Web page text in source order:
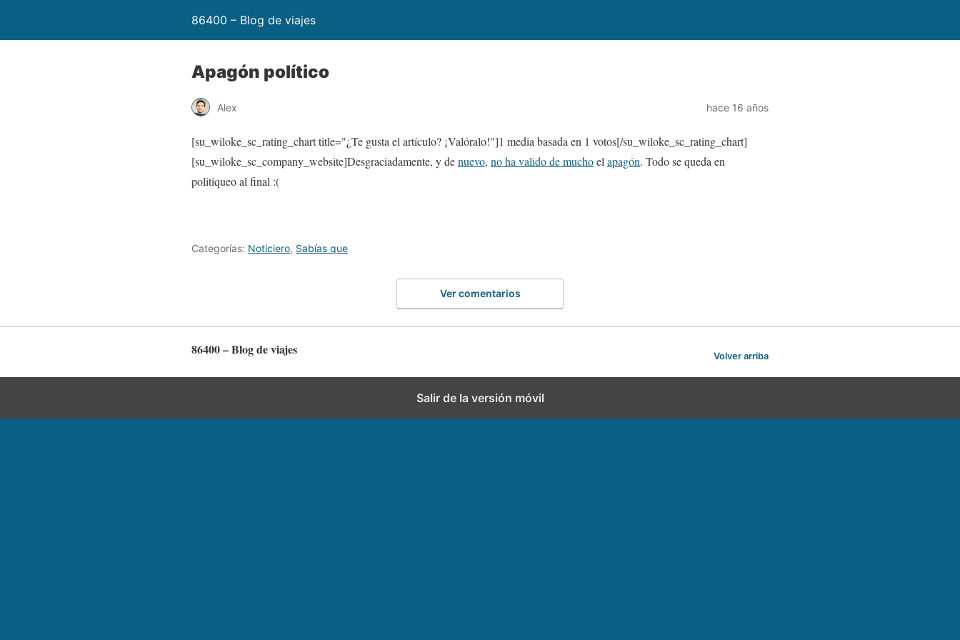
86400 – Blog de viajes
Apagón político
Alex hace 16 años
[su_wiloke_sc_rating_chart title="¿Te gusta el artículo? ¡Valóralo!"]1 media basada en 1 votos[/su_wiloke_sc_rating_chart]
[su_wiloke_sc_company_website]Desgraciadamente, y denuevo, no ha valido de muchoel apagón. Todo se queda en
politiqueo al final :(
Categorías: Noticiero, Sabías que
Ver comentarios
86400 – Blog de viajes Volver arriba
Salir de la versión móvil